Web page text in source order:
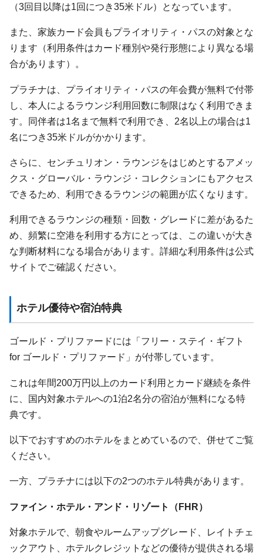
（3回目以降は1回につき35米ドル）となっています。
また、家族カード会員もプライオリティ・パスの対象とな
ります（利用条件はカード種別や発行形態により異なる場
合があります）。
プラチナは、プライオリティ・パスの年会費が無料で付帯
し、本人によるラウンジ利用回数に制限はなく利用できま
す。同伴者は1名まで無料で利用でき、2名以上の場合は1
名につき35米ドルがかかります。
さらに、センチュリオン・ラウンジをはじめとするアメッ
クス・グローバル・ラウンジ・コレクションにもアクセス
できるため、利用できるラウンジの範囲が広くなります。
利用できるラウンジの種類・回数・グレードに差があるた
め、頻繁に空港を利用する方にとっては、この違いが大き
な判断材料になる場合があります。詳細な利用条件は公式
サイトでご確認ください。
ホテル優待や宿泊特典
ゴールド・プリファードには「フリー・ステイ・ギフト
for ゴールド・プリファード」が付帯しています。
これは年間200万円以上のカード利用とカード継続を条件
に、国内対象ホテルへの1泊2名分の宿泊が無料になる特
典です。
以下でおすすめのホテルをまとめているので、併せてご覧
ください。
一方、プラチナには以下の2つのホテル特典があります。
ファイン・ホテル・アンド・リゾート（FHR）
対象ホテルで、朝食やルームアップグレード、レイトチェ
ックアウト、ホテルクレジットなどの優待が提供される場